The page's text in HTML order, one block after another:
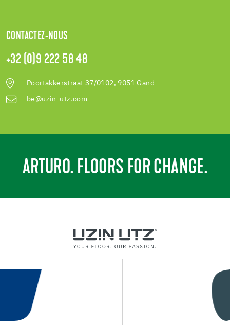
CONTACTEZ-NOUS
+32 (0)9 222 58 48
Poortakkerstraat 37/0102, 9051 Gand
be@uzin-utz.com
ARTURO. FLOORS FOR CHANGE.